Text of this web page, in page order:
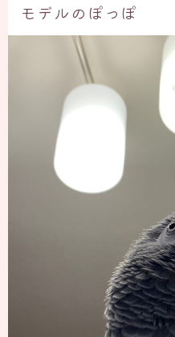
モデルのぽっぽ